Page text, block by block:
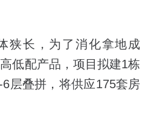
狭长，为了消化拿地成
低配产品，项目拟建1栋
6层叠拼，将供应175套房